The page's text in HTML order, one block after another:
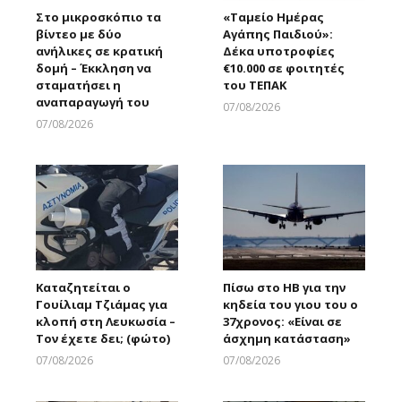
Στο μικροσκόπιο τα
βίντεο με δύο
ανήλικες σε κρατική
δομή – Έκκληση να
σταματήσει η
αναπαραγωγή του
07/08/2026
«Ταμείο Ημέρας
Αγάπης Παιδιού»:
Δέκα υποτροφίες
€10.000 σε φοιτητές
του ΤΕΠΑΚ
07/08/2026
Καταζητείται ο
Γουίλιαμ Τζιάμας για
κλοπή στη Λευκωσία –
Τον έχετε δει; (φώτο)
07/08/2026
Πίσω στο ΗΒ για την
κηδεία του γιου του ο
37χρονος: «Είναι σε
άσχημη κατάσταση»
07/08/2026